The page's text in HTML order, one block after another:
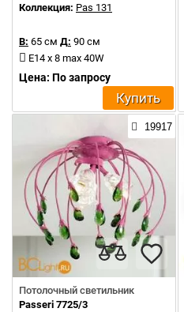
Коллекция: Pas 131
В: 65 см Д: 90 см
E14 x 8 max 40W
Цена: По запросу
Купить
19917
Потолочный светильник
Passeri 7725/3